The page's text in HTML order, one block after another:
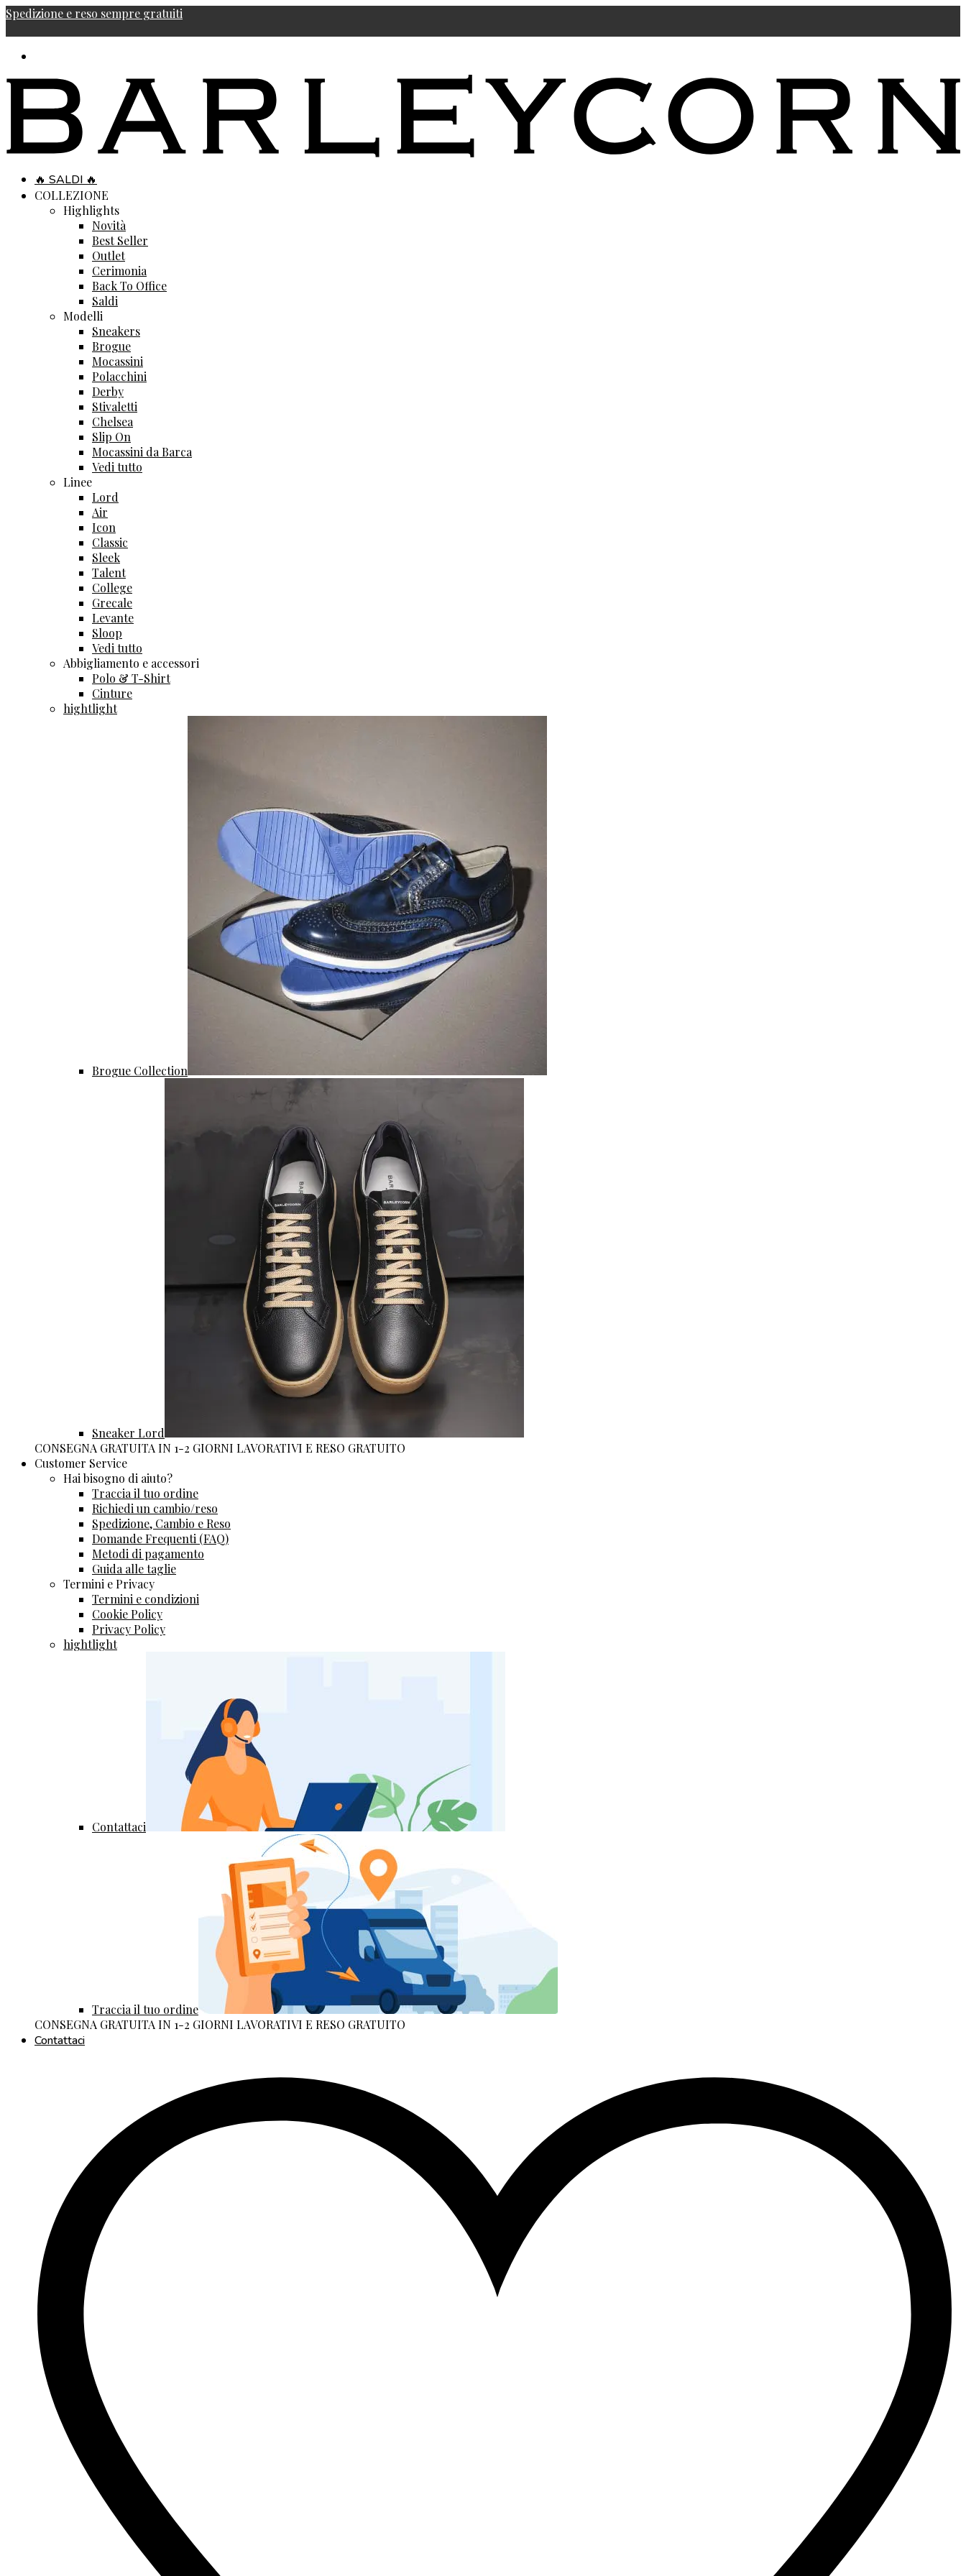
Spedizione e reso sempre gratuiti
🔥 SALDI 🔥
COLLEZIONE
Highlights
Novità
Best Seller
Outlet
Cerimonia
Back To Office
Saldi
Modelli
Sneakers
Brogue
Mocassini
Polacchini
Derby
Stivaletti
Chelsea
Slip On
Mocassini da Barca
Vedi tutto
Linee
Lord
Air
Icon
Classic
Sleek
Talent
College
Grecale
Levante
Sloop
Vedi tutto
Abbigliamento e accessori
Polo & T-Shirt
Cinture
hightlight
Brogue Collection
Sneaker Lord
CONSEGNA GRATUITA IN 1-2 GIORNI LAVORATIVI E RESO GRATUITO
Customer Service
Hai bisogno di aiuto?
Traccia il tuo ordine
Richiedi un cambio/reso
Spedizione, Cambio e Reso
Domande Frequenti (FAQ)
Metodi di pagamento
Guida alle taglie
Termini e Privacy
Termini e condizioni
Cookie Policy
Privacy Policy
hightlight
Contattaci
Traccia il tuo ordine
CONSEGNA GRATUITA IN 1-2 GIORNI LAVORATIVI E RESO GRATUITO
Contattaci